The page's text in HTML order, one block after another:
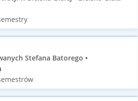
Stefana Batorego •